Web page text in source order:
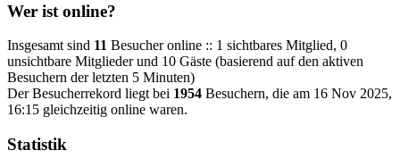
Wer ist online?
Insgesamt sind 11 Besucher online :: 1 sichtbares Mitglied, 0
unsichtbare Mitglieder und 10 Gäste (basierend auf den aktiven
Besuchern der letzten 5 Minuten)
Der Besucherrekord liegt bei 1954 Besuchern, die am 16 Nov 2025,
16:15 gleichzeitig online waren.
Statistik